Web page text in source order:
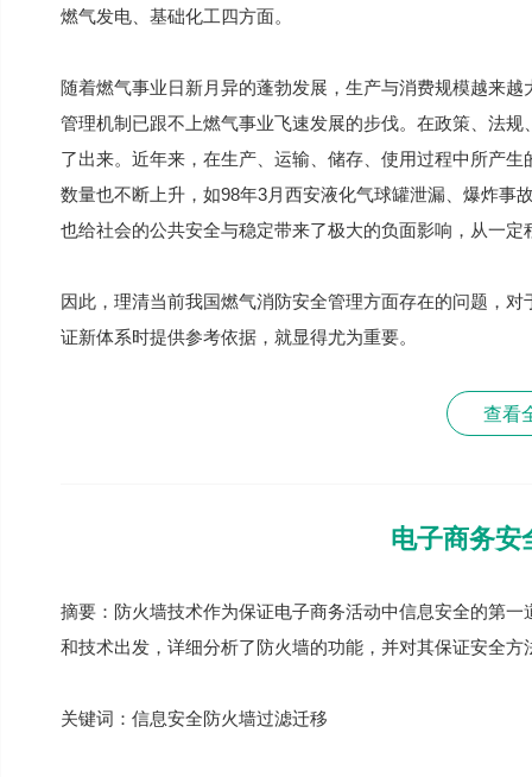
燃气发电、基础化工四方面。
随着燃气事业日新月异的蓬勃发展，生产与消费规模越来
管理机制已跟不上燃气事业飞速发展的步伐。在政策、法
了出来。近年来，在生产、运输、储存、使用过程中所产
数量也不断上升，如98年3月西安液化气球罐泄漏、爆炸事
也给社会的公共安全与稳定带来了极大的负面影响，从一
因此，理清当前我国燃气消防安全管理方面存在的问题，
证新体系时提供参考依据，就显得尤为重要。
查看
电子商务安
摘要：防火墙技术作为保证电子商务活动中信息安全的第
和技术出发，详细分析了防火墙的功能，并对其保证安全方
关键词：信息安全防火墙过滤迁移